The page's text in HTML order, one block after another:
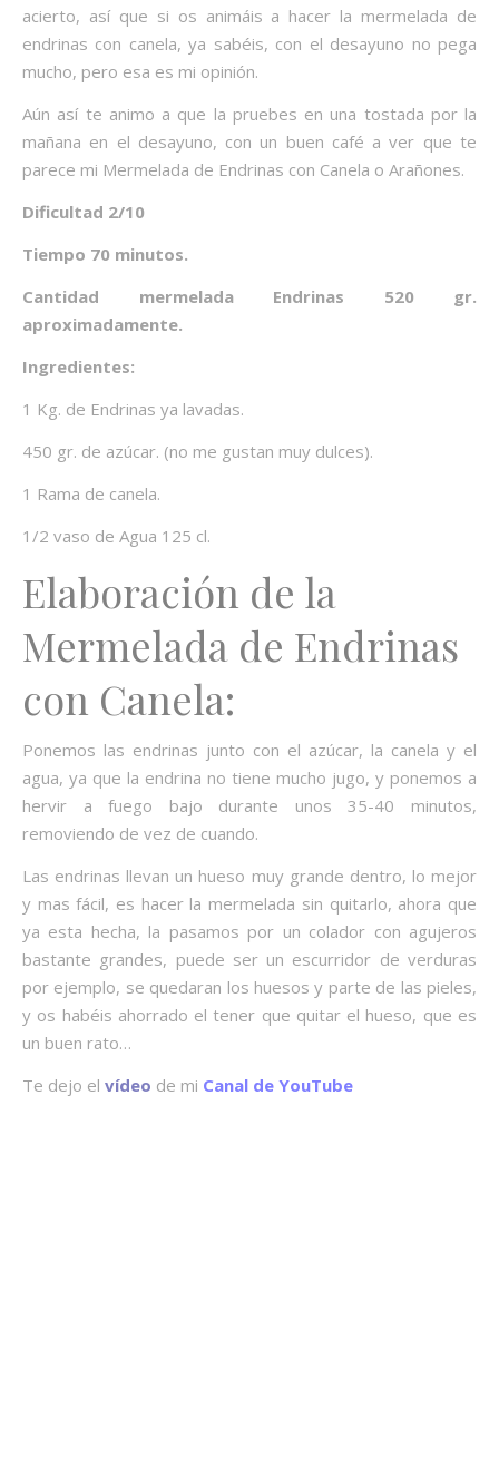
acierto, así que si os animáis a hacer la mermelada de
endrinas con canela, ya sabéis, con el desayuno no pega
mucho, pero esa es mi opinión.
Aún así te animo a que la pruebes en una tostada por la
mañana en el desayuno, con un buen café a ver que te
parece mi Mermelada de Endrinas con Canela o Arañones.
Dificultad 2/10
Tiempo 70 minutos.
Cantidad mermelada Endrinas 520 gr.
aproximadamente.
Ingredientes:
1 Kg. de Endrinas ya lavadas.
450 gr. de azúcar. (no me gustan muy dulces).
1 Rama de canela.
1/2 vaso de Agua 125 cl.
Elaboración de la
Mermelada de Endrinas
con Canela:
Ponemos las endrinas junto con el azúcar, la canela y el
agua, ya que la endrina no tiene mucho jugo, y ponemos a
hervir a fuego bajo durante unos 35-40 minutos,
removiendo de vez de cuando.
Las endrinas llevan un hueso muy grande dentro, lo mejor
y mas fácil, es hacer la mermelada sin quitarlo, ahora que
ya esta hecha, la pasamos por un colador con agujeros
bastante grandes, puede ser un escurridor de verduras
por ejemplo, se quedaran los huesos y parte de las pieles,
y os habéis ahorrado el tener que quitar el hueso, que es
un buen rato…
Te dejo el vídeo de mi Canal de YouTube